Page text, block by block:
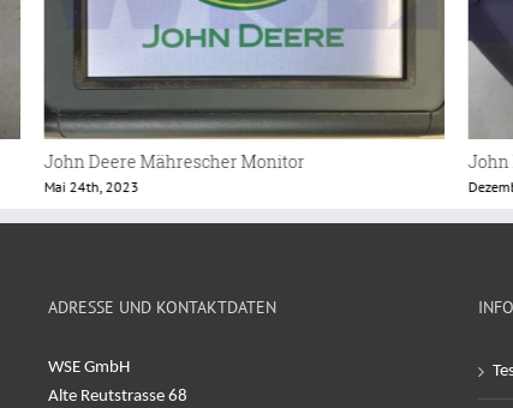
John Deere 6830 Instrumentenbrett
Dezember 15th, 2022
John
Mai
ADRESSE UND KONTAKTDATEN
WSE GmbH
Alte Reutstrasse 68